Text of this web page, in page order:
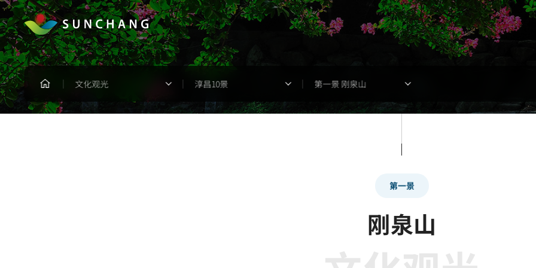
文化观光 淳昌10景 第一景 刚泉山
第一景
刚泉山